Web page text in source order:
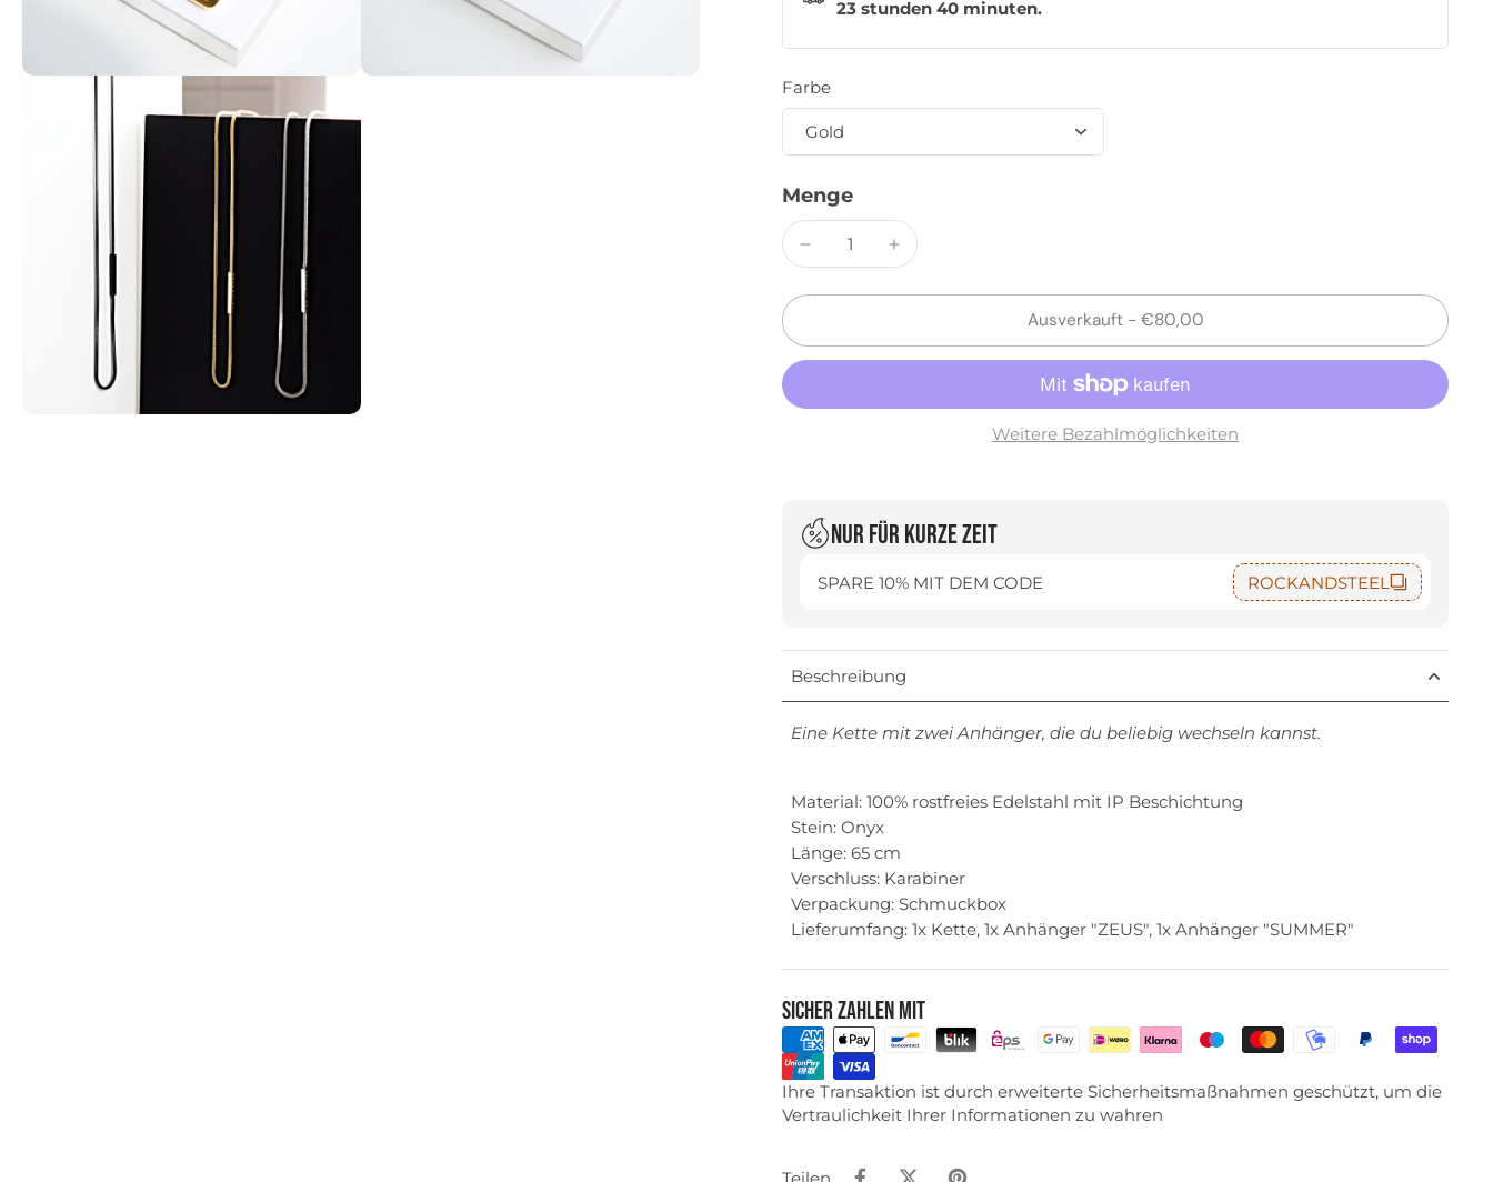
23 stunden 40 minuten.
Farbe
Menge
Ausverkauft - €80,00
Weitere Bezahlmöglichkeiten
Nur für kurze Zeit
SPARE 10% MIT DEM CODE ROCKANDSTEEL
Beschreibung
Eine Kette mit zwei Anhänger, die du beliebig wechseln kannst.
Material: 100% rostfreies Edelstahl mit IP Beschichtung
Stein: Onyx
Länge: 65 cm
Verschluss: Karabiner
Verpackung: Schmuckbox
Lieferumfang: 1x Kette, 1x Anhänger "ZEUS", 1x Anhänger "SUMMER"
Sicher zahlen mit
Ihre Transaktion ist durch erweiterte Sicherheitsmaßnahmen geschützt, um die
Vertraulichkeit Ihrer Informationen zu wahren